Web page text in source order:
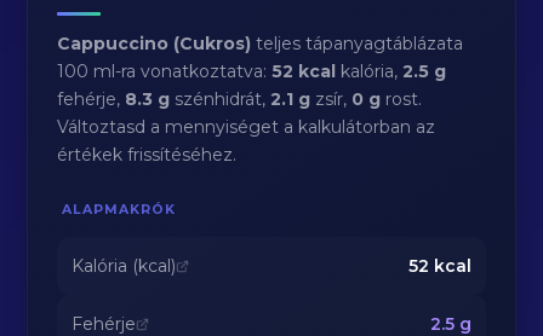
Cappuccino (Cukros) teljes tápanyagtáblázata
100 ml-ra vonatkoztatva:52 kcal kalória,2.5 g
fehérje, 8.3 g szénhidrát,2.1 g zsír, 0 g rost.
Változtasd a mennyiséget a kalkulátorban az
értékek frissítéséhez.
ALAPMAKRÓK
Kalória (kcal) 52 kcal
Fehérje 2.5g